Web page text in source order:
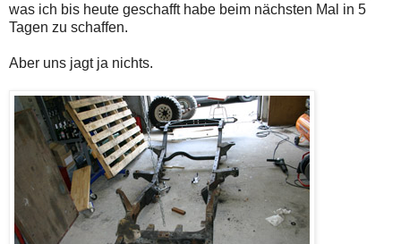
was ich bis heute geschafft habe beim nächsten Mal in 5
Tagen zu schaffen.
Aber uns jagt ja nichts.